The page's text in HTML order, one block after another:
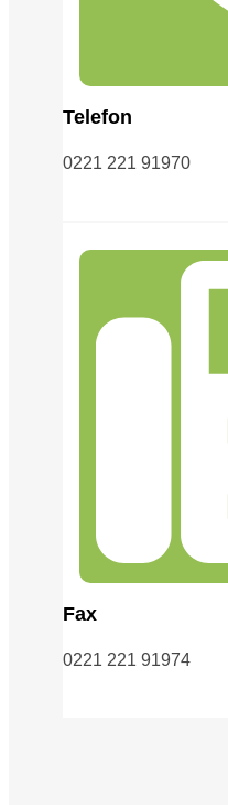
Telefon
0221 221 91970
Fax
0221 221 91974